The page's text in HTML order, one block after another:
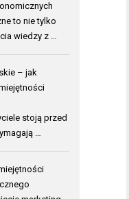
to nie tylko
wiedzy z …
– jak
stoją przed
…